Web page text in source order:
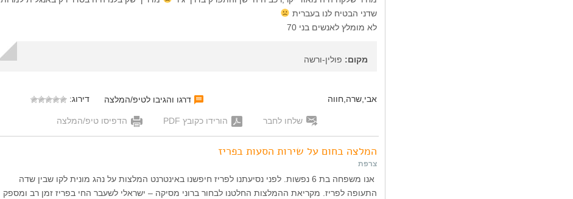
שדני הבטיח לנו בעברית
לא מומלץ לאנשים בני 70
מקום: פולין-ורשה
אבי,שרה,חווה דרגו והגיבו לטיפ/המלצה דירוג:
שלחו לחבר הורידו כקובץ PDF הדפיסו טיפ/המלצה
המלצה בחום על שירות הסעות בפריז
צרפת
אנו משפחה בת 6 נפשות. לפני נסיעתנו לפריז חיפשנו באינטרנט המלצות על נהג מונית לקו שבין שדה
התעופה לפריז. מקריאת ההמלצות החלטנו לבחור ברוני מסיקה – ישראלי לשעבר החי בפריז זמן רב ומספק